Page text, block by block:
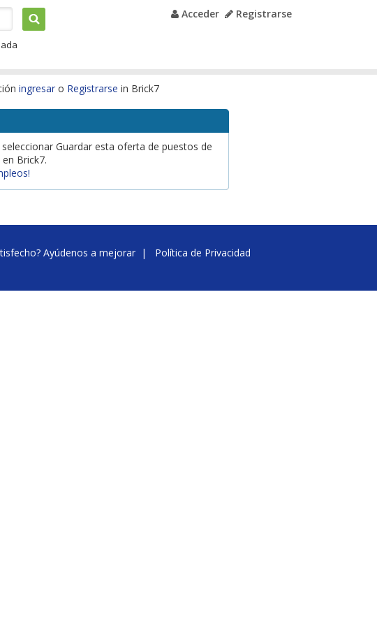
Acceder Registrarse
ingresar o Registrarse in Brick7
Guardar esta oferta de puestos de
Brick7.
Ayúdenos a mejorar| Política de Privacidad